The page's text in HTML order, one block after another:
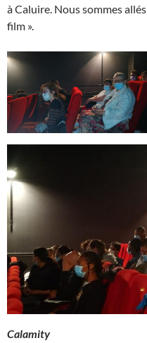
à Caluire. Nous sommes
film ».
Calamity